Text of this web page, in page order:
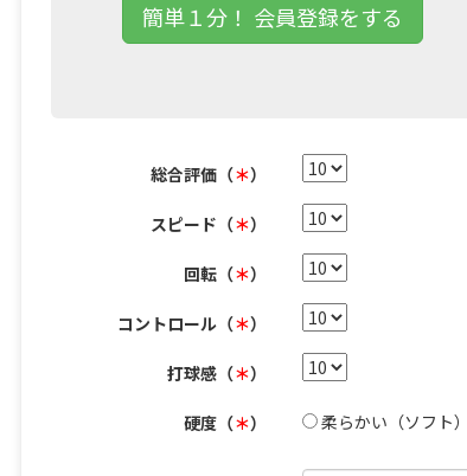
簡単１分！ 会員登録をする
総合評価（＊）
スピード（＊）
回転（＊）
コントロール（＊）
打球感（＊）
硬度（＊） 柔らかい（ソフト）